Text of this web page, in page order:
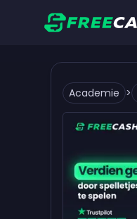
Academie >